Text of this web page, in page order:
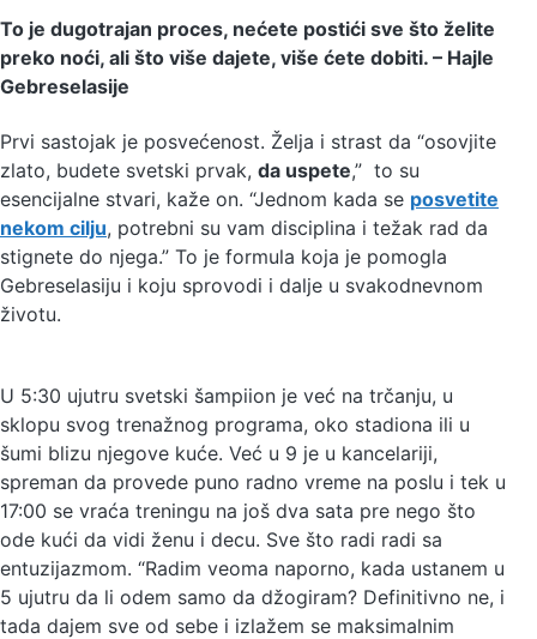
To je dugotrajan proces, nećete postići sve što želite
preko noći, ali što više dajete, više ćete dobiti. – Hajle
Gebreselasije
Prvi sastojak je posvećenost. Želja i strast da “osovjite
zlato, budete svetski prvak, da uspete,” to su
esencijalne stvari, kaže on. “Jednom kada se posvetite
nekom cilju, potrebni su vam disciplina i težak rad da
stignete do njega.” To je formula koja je pomogla
Gebreselasiju i koju sprovodi i dalje u svakodnevnom
životu.
U 5:30 ujutru svetski šampiion je već na trčanju, u
sklopu svog trenažnog programa, oko stadiona ili u
šumi blizu njegove kuće. Već u 9 je u kancelariji,
spreman da provede puno radno vreme na poslu i tek u
17:00 se vraća treningu na još dva sata pre nego što
ode kući da vidi ženu i decu. Sve što radi radi sa
entuzijazmom. “Radim veoma naporno, kada ustanem u
5 ujutru da li odem samo da džogiram? Definitivno ne, i
tada dajem sve od sebe i izlažem se maksimalnim